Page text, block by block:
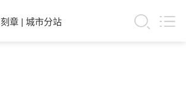
章| 城市分站